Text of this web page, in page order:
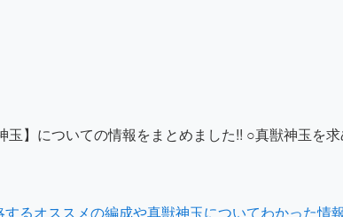
】についての情報をまとめました!! ○真獣神玉を
るオススメの編成や真獣神玉についてわかった情